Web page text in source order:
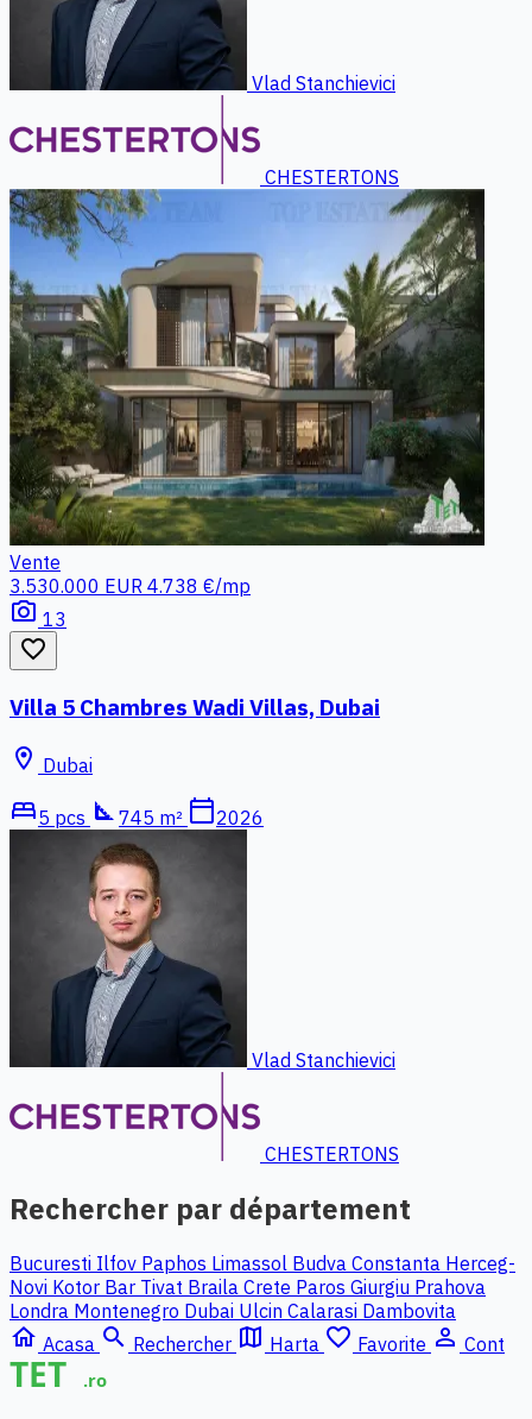
Vlad Stanchievici
CHESTERTONS
Vente
3.530.000 EUR 4.738 €/mp
photo_camera 13
favorite_border
Villa 5 Chambres Wadi Villas, Dubai
location_on Dubai
bed5 pcs square_foot 745 m² calendar_today2026
Vlad Stanchievici
CHESTERTONS
Rechercher par département
Bucuresti Ilfov Paphos Limassol Budva Constanta Herceg-
Novi Kotor Bar Tivat Braila Crete Paros Giurgiu Prahova
Londra Montenegro Dubai Ulcin Calarasi Dambovita
home Acasa search Rechercher map Harta favorite_border Favorite person_outline Cont